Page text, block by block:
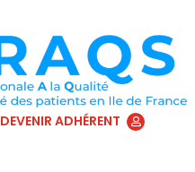
DEVENIR ADHÉRENT